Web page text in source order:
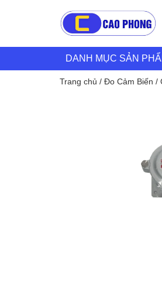
DANH MỤC SẢN
Trang chủ / Đo Cảm Biến /